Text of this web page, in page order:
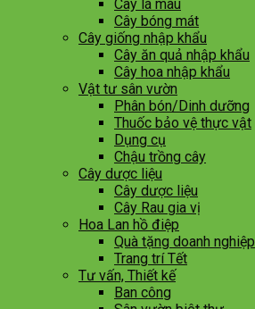
Cây lá màu
Cây bóng mát
Cây giống nhập khẩu
Cây ăn quả nhập khẩu
Cây hoa nhập khẩu
Vật tư sân vườn
Phân bón/Dinh dưỡng
Thuốc bảo vệ thực vật
Dụng cụ
Chậu trồng cây
Cây dược liệu
Cây dược liệu
Cây Rau gia vị
Hoa Lan hồ điệp
Quà tặng doanh nghiệp
Trang trí Tết
Tư vấn, Thiết kế
Ban công